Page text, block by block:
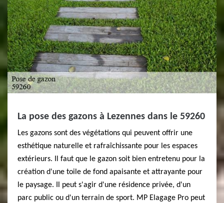
La pose des gazons à Lezennes dans le 59260
Les gazons sont des végétations qui peuvent offrir une
esthétique naturelle et rafraîchissante pour les espaces
extérieurs. Il faut que le gazon soit bien entretenu pour la
création d'une toile de fond apaisante et attrayante pour
le paysage. Il peut s'agir d'une résidence privée, d'un
parc public ou d'un terrain de sport. MP Elagage Pro peut